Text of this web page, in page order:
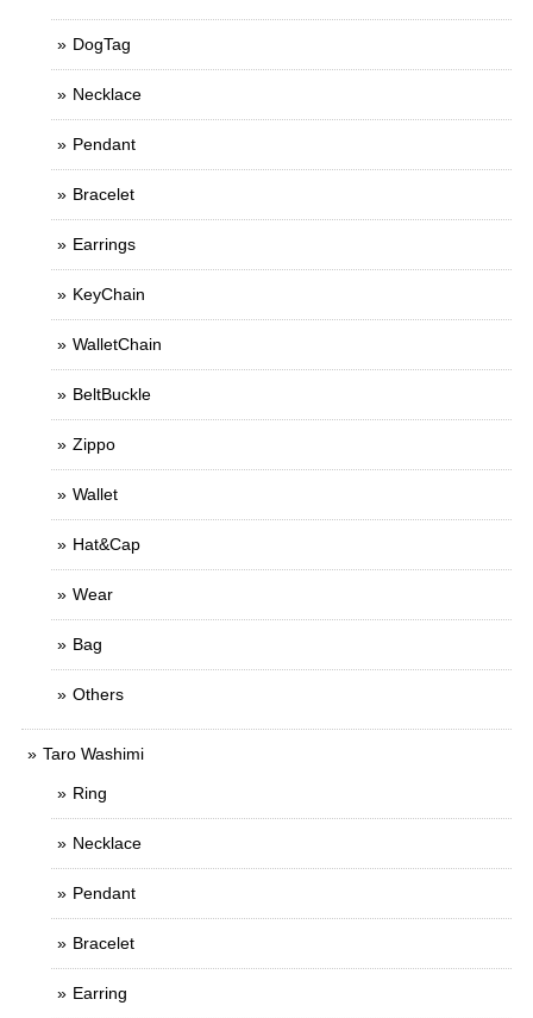
DogTag
Necklace
Pendant
Bracelet
Earrings
KeyChain
WalletChain
BeltBuckle
Zippo
Wallet
Hat&Cap
Wear
Bag
Others
Taro Washimi
Ring
Necklace
Pendant
Bracelet
Earring